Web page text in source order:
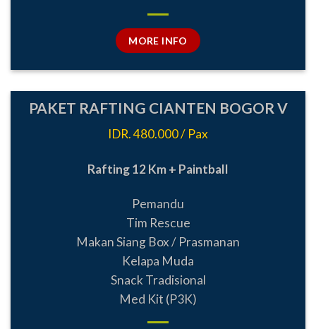
MORE INFO
PAKET RAFTING CIANTEN BOGOR V
IDR. 480.000 / Pax
Rafting 12 Km + Paintball
Pemandu
Tim Rescue
Makan Siang Box / Prasmanan
Kelapa Muda
Snack Tradisional
Med Kit (P3K)